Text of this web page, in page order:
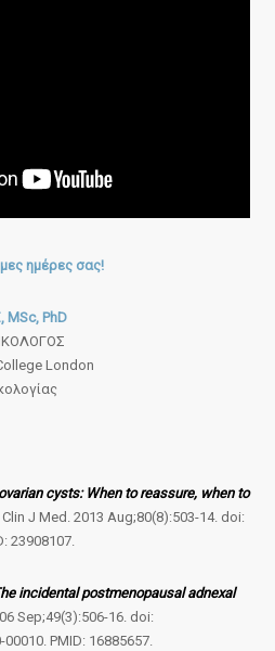
ημέρες σας!
PhD
London
cysts: When to reassure, when to
Clin J Med. 2013 Aug;80(8):503-14. doi:
23908107.
incidental postmenopausal adnexal
Sep;49(3):506-16. doi:
PMID: 16885657.